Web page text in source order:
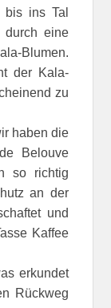
ins Tal
durch eine
Blumen.
der Kala-
zu
haben die
Belouve
so richtig
an der
und
Kaffee
erkundet
Rückweg